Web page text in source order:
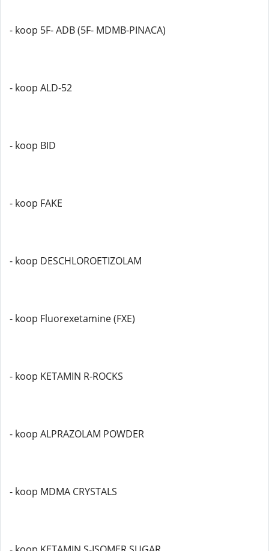
- koop 5F- ADB (5F- MDMB-PINACA)
- koop ALD-52
- koop BID
- koop FAKE
- koop DESCHLOROETIZOLAM
- koop Fluorexetamine (FXE)
- koop KETAMIN R-ROCKS
- koop ALPRAZOLAM POWDER
- koop MDMA CRYSTALS